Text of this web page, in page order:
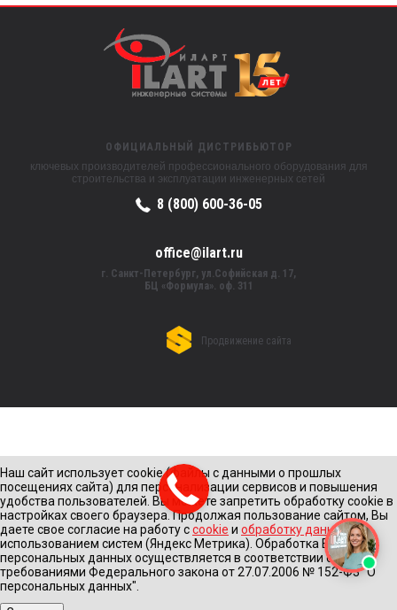
ОФИЦИАЛЬНЫЙ ДИСТРИБЬЮТОР
ключевых производителей профессионального оборудования для
строительства и эксплуатации инженерных сетей
8 (800) 600-36-05
office@ilart.ru
г. Санкт-Петербург, ул.Софийская д. 17,
БЦ «Формула». оф. 311
Продвижение сайта
Наш сайт использует cookie (файлы с данными о прошлых
посещениях сайта) для персонализации сервисов и повышения
удобства пользователей. Вы можете запретить обработку cookie в
настройках своего браузера. Продолжая пользование сайтом, Вы
даете свое согласие на работу сcookie и обработку данныхс
использованием систем (Яндекс Метрика). Обработка Ваших
персональных данных осуществляется в соответствии с
требованиями Федерального закона от 27.07.2006 № 152-Ф3 "О
персональных данных".